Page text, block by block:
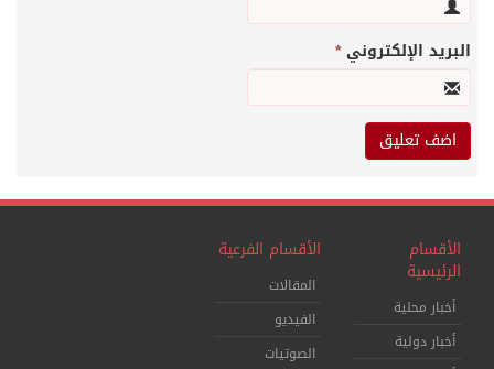
البريد الإلكتروني*
الأقسام
الرئيسية
أخبار محلية
أخبار دولية
الأقسام الفرعية
المقالات
الفيديو
الصوتيات